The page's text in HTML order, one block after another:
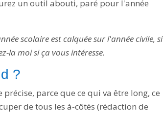
un outil abouti, paré pour l'année
scolaire est calquée sur l'année civile, si
la moi si ça vous intéresse.
?
parce que ce qui va être long, ce
de tous les à-côtés (rédaction de